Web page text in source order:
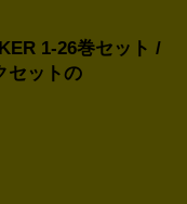
1-26巻セット /
セットの